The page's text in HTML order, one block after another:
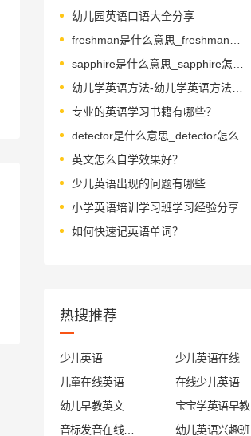
幼儿园英语口语大全分享
幼儿学英语方法-幼儿学英语方法分享
专业的英语学习书籍有哪些？
英文怎么自学效果好？
少儿英语出现的问题有哪些
小学英语培训学习班学习经验分享
如何快速记英语单词？
热搜推荐
少儿英语
少儿英语在线
儿童在线英语
在线少儿英语
幼儿早教英文
宝宝学英语早教
幼儿英语兴趣班